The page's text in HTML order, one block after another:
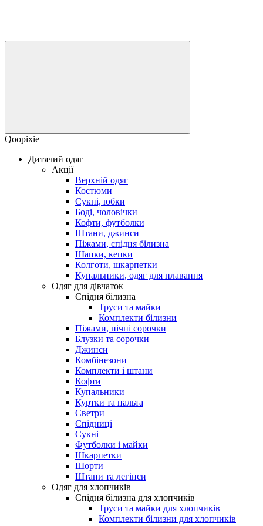
Qoopixie
Дитячий одяг
Акції
Верхній одяг
Костюми
Сукні, юбки
Боді, чоловічки
Кофти, футболки
Штани, джинси
Піжами, спідня білизна
Шапки, кепки
Колготи, шкарпетки
Купальники, одяг для плавання
Одяг для дівчаток
Спідня білизна
Труси та майки
Комплекти білизни
Піжами, нічні сорочки
Блузки та сорочки
Джинси
Комбінезони
Комплекти і штани
Кофти
Купальники
Куртки та пальта
Светри
Спідниці
Сукні
Футболки і майки
Шкарпетки
Шорти
Штани та легінси
Одяг для хлопчиків
Спідня білизна для хлопчиків
Труси та майки для хлопчиків
Комплекти білизни для хлопчиків